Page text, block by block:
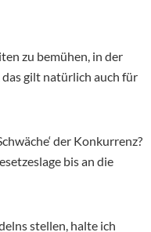
zu bemühen, in der
gilt natürlich auch für
der Konkurrenz?
bis an die
stellen, halte ich